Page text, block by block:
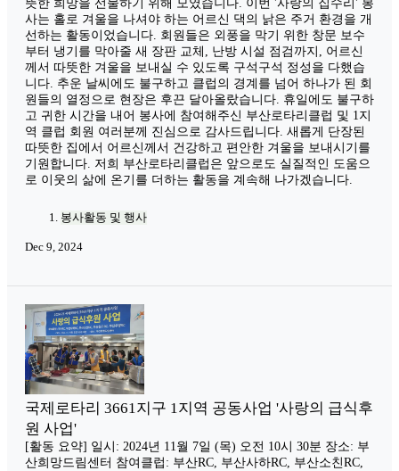
뜻한 희망을 선물하기 위해 모였습니다. 이번 '사랑의 집수리' 봉
사는 홀로 겨울을 나셔야 하는 어르신 댁의 낡은 주거 환경을 개
선하는 활동이었습니다. 회원들은 외풍을 막기 위한 창문 보수
부터 냉기를 막아줄 새 장판 교체, 난방 시설 점검까지, 어르신
께서 따뜻한 겨울을 보내실 수 있도록 구석구석 정성을 다했습
니다. 추운 날씨에도 불구하고 클럽의 경계를 넘어 하나가 된 회
원들의 열정으로 현장은 후끈 달아올랐습니다. 휴일에도 불구하
고 귀한 시간을 내어 봉사에 참여해주신 부산로타리클럽 및 1지
역 클럽 회원 여러분께 진심으로 감사드립니다. 새롭게 단장된
따뜻한 집에서 어르신께서 건강하고 편안한 겨울을 보내시기를
기원합니다. 저희 부산로타리클럽은 앞으로도 실질적인 도움으
로 이웃의 삶에 온기를 더하는 활동을 계속해 나가겠습니다.
봉사활동 및 행사
Dec 9, 2024
국제로타리 3661지구 1지역 공동사업 '사랑의 급식후
원 사업'
[활동 요약] 일시: 2024년 11월 7일 (목) 오전 10시 30분 장소: 부
산희망드림센터 참여클럽: 부산RC, 부산사하RC, 부산소친RC,